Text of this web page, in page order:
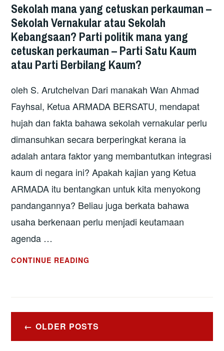
SYARIKAT
Sekolah mana yang cetuskan perkauman –
Sekolah Vernakular atau Sekolah
Kebangsaan? Parti politik mana yang
cetuskan perkauman – Parti Satu Kaum
atau Parti Berbilang Kaum?
oleh S. Arutchelvan Dari manakah Wan Ahmad
Fayhsal, Ketua ARMADA BERSATU, mendapat
hujah dan fakta bahawa sekolah vernakular perlu
dimansuhkan secara berperingkat kerana ia
adalah antara faktor yang membantutkan integrasi
kaum di negara ini? Apakah kajian yang Ketua
ARMADA itu bentangkan untuk kita menyokong
pandangannya? Beliau juga berkata bahawa
usaha berkenaan perlu menjadi keutamaan
agenda …
CONTINUE READING
PERKAUMAN
–
Posts
navigation
OLDER POSTS